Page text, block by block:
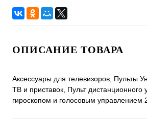
ОПИСАНИЕ ТОВАРА
Аксессуары для телевизоров, Пульты
ТВ и приставок, Пульт дистанционного
гироскопом и голосовым управлением